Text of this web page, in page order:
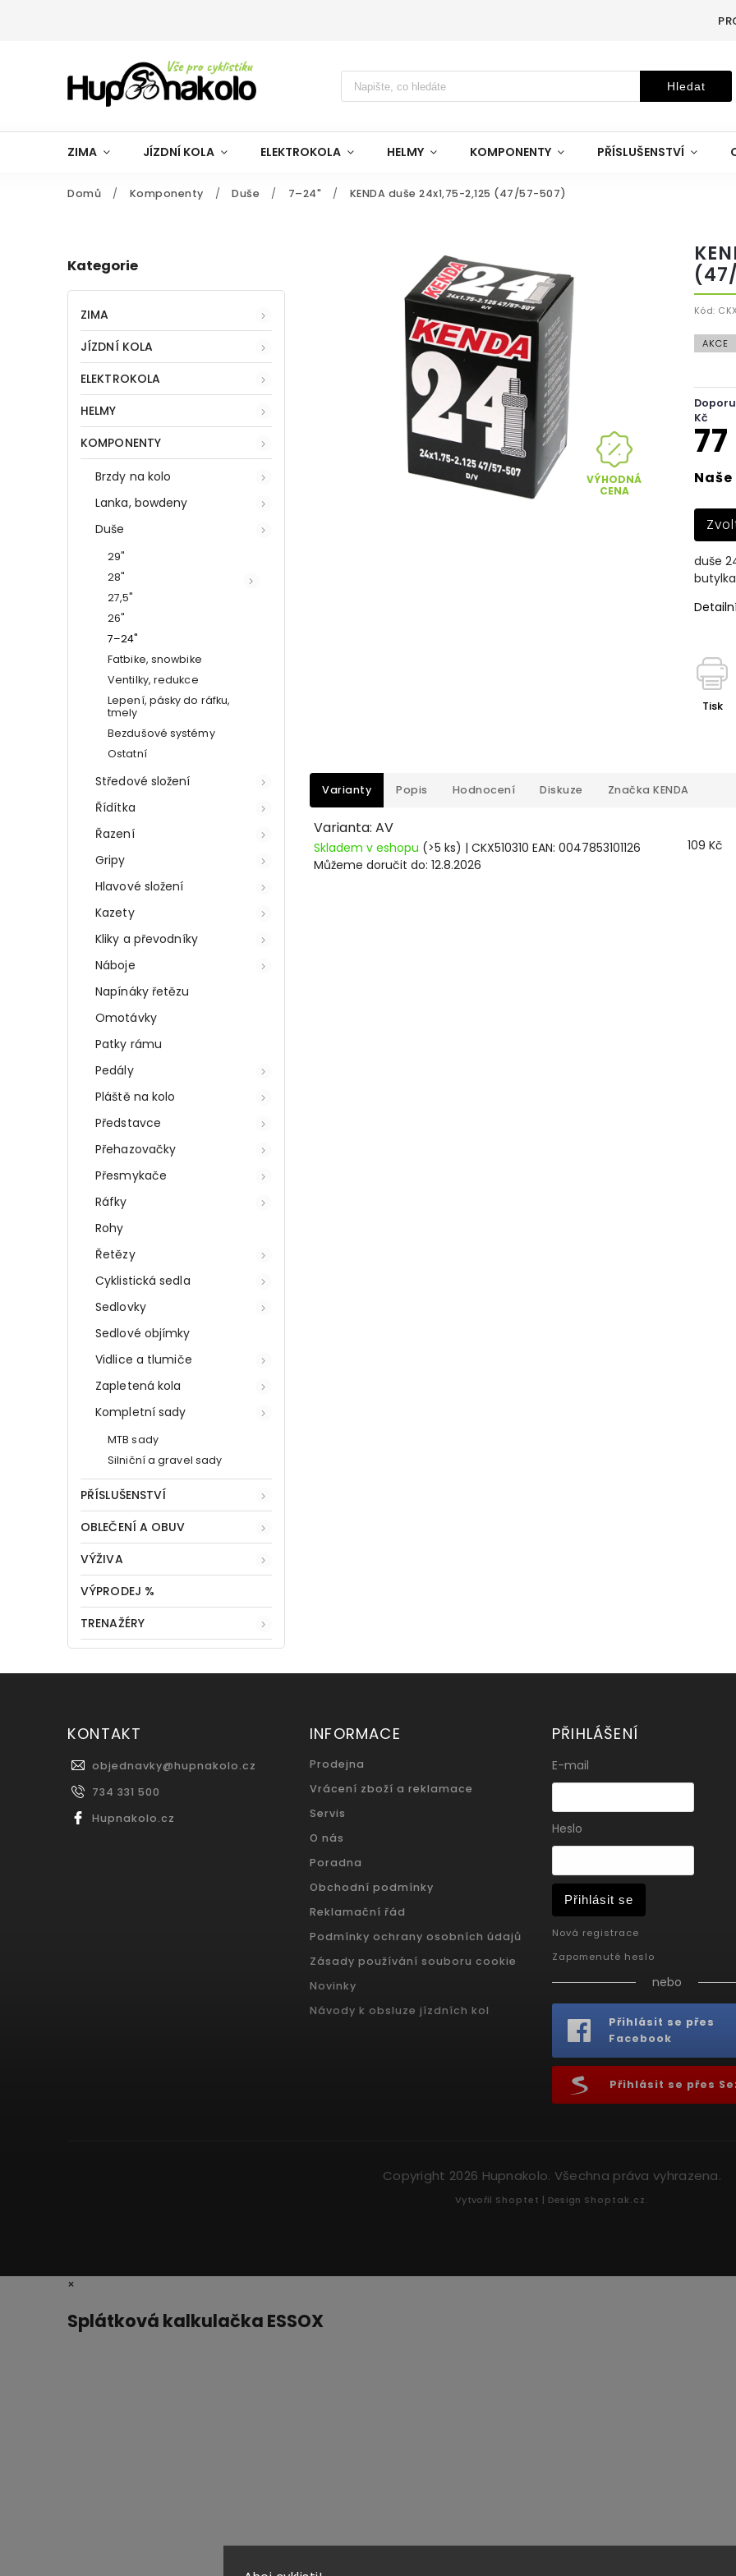
Hledat
ZIMA JÍZDNÍ KOLA ELEKTROKOLA HELMY KOMPONENTY PŘÍSLUŠENSTVÍ
Domů / Komponenty / Duše / 7–24" / KENDA duše 24x1,75-2,125 (47/57-507)
Kategorie
ZIMA
JÍZDNÍ KOLA
ELEKTROKOLA
HELMY
KOMPONENTY
Brzdy na kolo
Lanka, bowdeny
Duše
29"
28"
27,5"
26"
7–24"
Fatbike, snowbike
Ventilky, redukce
Lepení, pásky do ráfku,
tmely
Bezdušové systémy
Ostatní
Středové složení
Řídítka
Řazení
Gripy
Hlavové složení
Kazety
Kliky a převodníky
Náboje
Napínáky řetězu
Omotávky
Patky rámu
Pedály
Pláště na kolo
Představce
Přehazovačky
Přesmykače
Ráfky
Rohy
Řetězy
Cyklistická sedla
Sedlovky
Sedlové objímky
Vidlice a tlumiče
Zapletená kola
Kompletní sady
MTB sady
Silniční a gravel sady
PŘÍSLUŠENSTVÍ
OBLEČENÍ A OBUV
VÝŽIVA
VÝPRODEJ %
TRENAŽÉRY
VÝHODNÁ
CENA
Kód:
AKCE
Kč
Naše
duše
Tisk
Varianty Popis Hodnocení Diskuze Značka KENDA
Varianta: AV
Skladem v eshopu (>5 ks) | CKX510310 EAN: 0047853101126
Můžeme doručit do: 12.8.2026
109 Kč
KONTAKT
objednavky@hupnakolo.cz
734 331 500
Hupnakolo.cz
INFORMACE
Prodejna
Vrácení zboží a reklamace
Servis
O nás
Poradna
Obchodní podmínky
Reklamační řád
Podmínky ochrany osobních údajů
Zásady používání souboru cookie
Novinky
Návody k obsluze jízdních kol
PŘIHLÁŠENÍ
E-mail
Heslo
Přihlásit se
Nová registrace
Zapomenuté heslo
nebo
Přihlásit se přes
Facebook
Přihlásit se přes
Copyright 2026 Hupnakolo. Všechna práva vyhrazena.
Vytvořil Shoptet | Design Shoptak.cz.
×
Splátková kalkulačka ESSOX